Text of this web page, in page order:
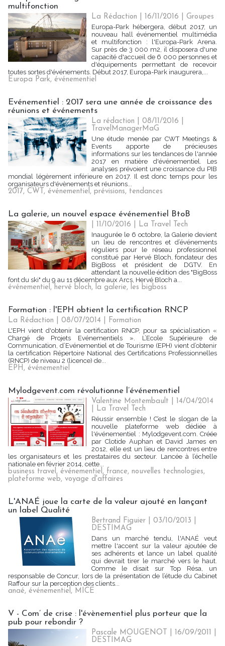
multifonction
La Rédaction | 16/11/2016 |Groupes
Europa-Park hébergera, début 2017, un
nouveau hall événementiel multimédia
et multifonction : l'Europa-Park Arena.
Sur près de 3 000 m2, il disposera d'une
capacité d'accueil de 6 000 personnes et
d'équipements permettant de recevoir
toutes sortes d'événements. Début 2017, Europa-Park inaugurera,...
Europa Park, événementiel
Evénementiel : 2017 sera une année de croissance des
réunions et événements
La rédaction | 08/11/2016
TravelManagerMaG
Une étude menée par CWT Meetings &
Events apporte de précieuses
informations sur les tendances de l'année
2017 en matière d'événementiel. Les
analyses prévoient une croissance du PIB
mondial légèrement inférieure en 2017. Il est donc temps pour les
organisateurs d'évènements et réunions...
2017, CWT , événementiel, prévisions, tendances
La galerie, un nouvel espace événementiel BtoB
| 11/10/2016
La Travel Tech
Inaugurée le 6 octobre, la Galerie devient
un lieu de rencontres et d’événements
réguliers pour le réseau professionnel
constitué par Hervé Bloch, fondateur des
BigBoss et président de DGTV. En
attendant la nouvelle édition des "BigBoss
font du ski" du 9 au 11 décembre aux Arcs, Hervé Bloch a...
événementiel, hervé bloch, la galerie, les bigboss
Formation : l'EPH obtient la certification RNCP
La Rédaction | 08/07/2014
Formation
L'EPH vient d'obtenir la certification RNCP, pour sa spécialisation «
Chargé de Projets Evénementiels ». L’Ecole Supérieure de
Communication, d’Evénementiel et de Tourisme (EPH) vient d’obtenir
la certification Répertoire National des Certifications Professionnelles
(RNCP) de niveau 2 (licence) de...
EPH, événementiel
Mylodgevent.com révolutionne l’événementiel
Valentine Montembault | 14/04/2014
La Travel Tech
Réussir ensemble ! C’est le slogan de la
nouvelle plateforme web dédiée à
l'événementiel : Mylodgevent.com. Créée
par Clotide Auphan et David James en
2012, elle est un lieu de rencontres entre
les organisateurs et les prestataires du secteur. Lancée à l’échelle
nationale en février 2014, cette...
business travel, événementiel, france, nouvelles technologies,
plateforme web, voyage d'affaires
L'ANAÉ joue la carte de la valeur ajouté en lançant
un label Qualité
Bertrand Figuier | 03/10/2013
DESTIMAG
Dans un marché tendu, l'ANAÉ veut
mettre l'accent sur la valeur ajoutée de
ses adhérents et lance un label qualité
qui devrait tirer le marché vers le haut.
Comme le disait sur Top Résa, un
responsable de Concur, lors de la présentation de l’étude du Cabinet
Raffour sur la perception des clients...
anaé, événementiel, MICE
V - Com’ de crise : l'évènementiel plus porteur que la
pub pour rebondir ?
Pascale MOUGENOT | 16/09/2011
DESTIMAG